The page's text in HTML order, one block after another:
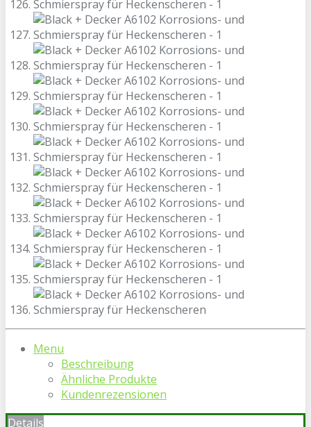
Menu
Beschreibung
Ähnliche Produkte
Kundenrezensionen
Details